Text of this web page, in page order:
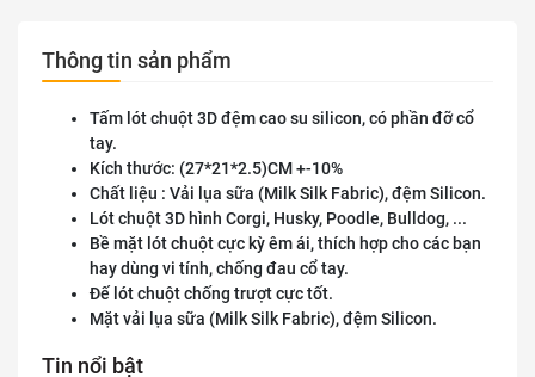
Thông tin sản phẩm
Tấm lót chuột 3D đệm cao su silicon, có phần đỡ cổ
tay.
Kích thước: (27*21*2.5)CM +-10%
Chất liệu : Vải lụa sữa (Milk Silk Fabric), đệm Silicon.
Lót chuột 3D hình Corgi, Husky, Poodle, Bulldog, ...
Bề mặt lót chuột cực kỳ êm ái, thích hợp cho các bạn
hay dùng vi tính, chống đau cổ tay.
Đế lót chuột chống trượt cực tốt.
Mặt vải lụa sữa (Milk Silk Fabric), đệm Silicon.
Tin nổi bật